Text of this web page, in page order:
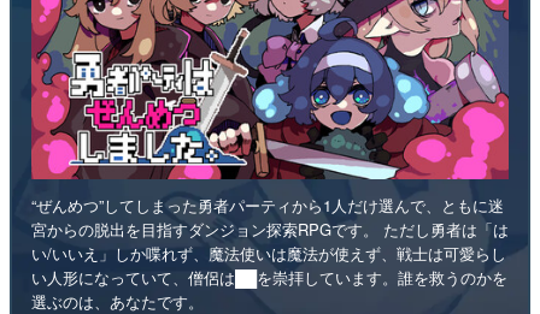
“ぜんめつ”してしまった勇者パーティから1人だけ選んで、ともに迷
宮からの脱出を目指すダンジョン探索RPGです。 ただし勇者は「は
い/いいえ」しか喋れず、魔法使いは魔法が使えず、戦士は可愛らし
い人形になっていて、僧侶は██を崇拝しています。誰を救うのかを
選ぶのは、あなたです。